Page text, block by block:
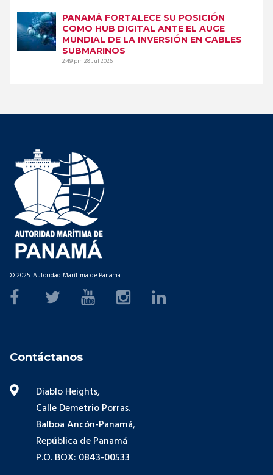
PANAMÁ FORTALECE SU POSICIÓN
COMO HUB DIGITAL ANTE EL AUGE
MUNDIAL DE LA INVERSIÓN EN CABLES
SUBMARINOS
2:49 pm28 Jul 2026
© 2025. Autoridad Marítima de Panamá
Contáctanos
Diablo Heights,
Calle Demetrio Porras.
Balboa Ancón-Panamá,
República de Panamá
P.O. BOX: 0843-00533